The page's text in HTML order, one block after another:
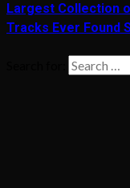
Largest Collection
Tracks Ever Found